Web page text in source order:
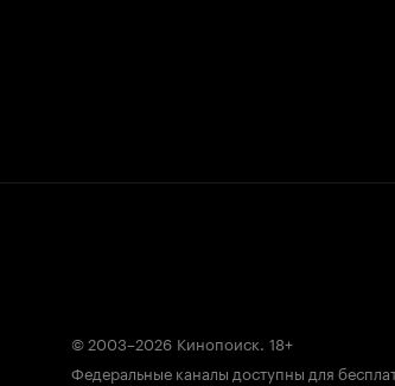
© 2003–2026 Кинопоиск. 18+
Федеральные каналы доступны для